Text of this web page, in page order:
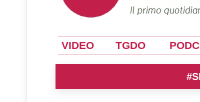
VIDEO TGDO